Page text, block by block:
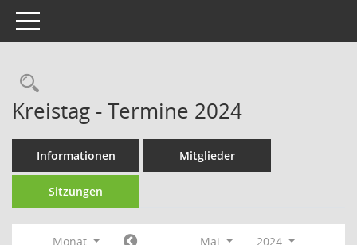
Toggle navigation
Rechercheauswahl
Kreistag - Termine 2024
Informationen Mitglieder
Sitzungen
Monat Mai
2024